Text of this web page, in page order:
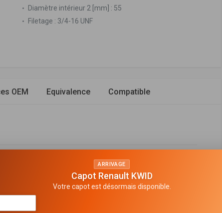
Diamètre intérieur 2 [mm] : 55
Filetage : 3/4-16 UNF
OEM Equivalence Compatible
ARRIVAGE
Capot Renault KWID
Votre capot est désormais disponible.